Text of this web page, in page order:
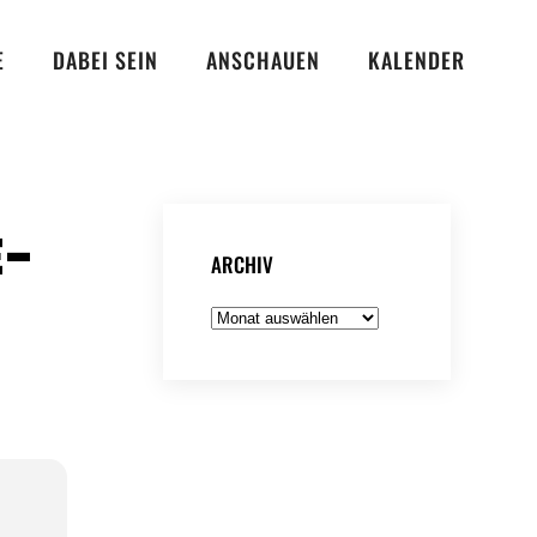
DABEI SEIN ANSCHAUEN KALENDER
ARCHIV
Archiv